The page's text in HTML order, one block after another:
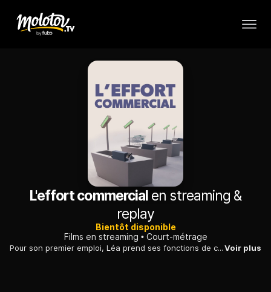
L'effort commercial en streaming &
replay
Bientôt disponible
Films en streaming
Court-métrage
Pour son premier emploi, Léa prend ses fonctions de caissière dans un grand supermarché. Elle y découvre le monde du travail, régi par des lois qui vont l’amener à devoir prendre position.Voir plus